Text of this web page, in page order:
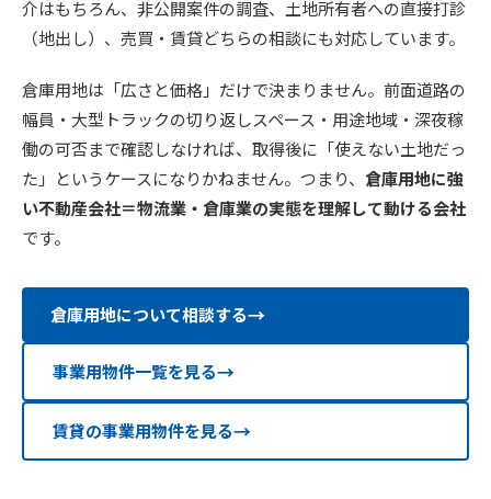
介はもちろん、非公開案件の調査、土地所有者への直接打診
（地出し）、売買・賃貸どちらの相談にも対応しています。
倉庫用地は「広さと価格」だけで決まりません。前面道路の
幅員・大型トラックの切り返しスペース・用途地域・深夜稼
働の可否まで確認しなければ、取得後に「使えない土地だっ
た」というケースになりかねません。つまり、 倉庫用地に強
い不動産会社＝物流業・倉庫業の実態を理解して動ける会社
です。
倉庫用地について相談する
事業用物件一覧を見る
賃貸の事業用物件を見る